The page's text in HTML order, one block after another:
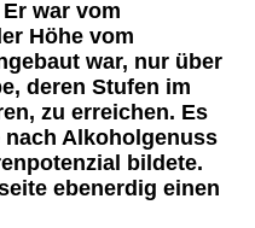
war vom
Höhe vom
war, nur über
deren Stufen im
zu erreichen. Es
Alkoholgenuss
bildete.
ebenerdig einen